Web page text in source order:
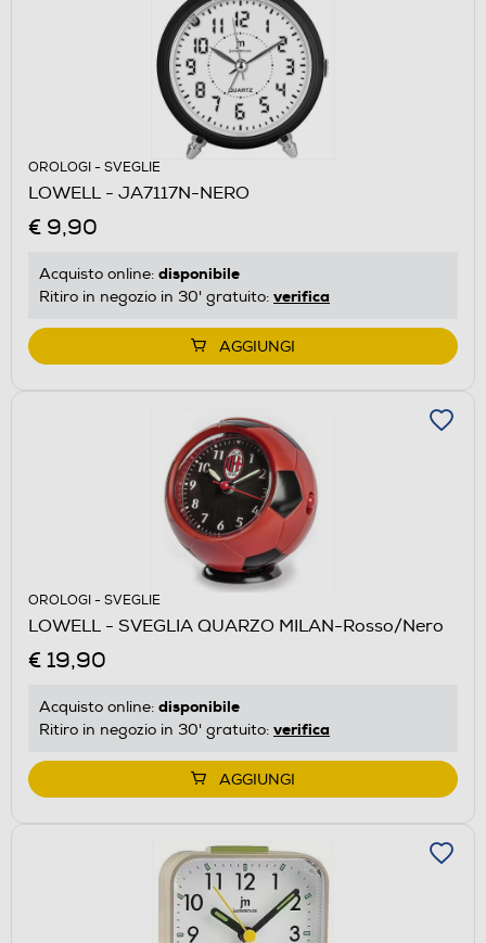
OROLOGI - SVEGLIE
LOWELL - JA7117N-NERO
€ 9,90
Acquisto online: disponibile
Ritiro in negozio in 30' gratuito: verifica
AGGIUNGI
OROLOGI - SVEGLIE
LOWELL - SVEGLIA QUARZO MILAN-Rosso/Nero
€ 19,90
Acquisto online: disponibile
Ritiro in negozio in 30' gratuito: verifica
AGGIUNGI